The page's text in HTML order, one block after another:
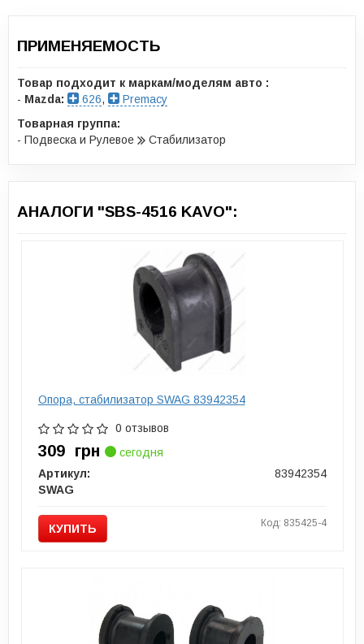
ПРИМЕНЯЕМОСТЬ
Товар подходит к маркам/моделям авто :
- Mazda: 626,
Premacy
Товарная группа:
- Подвеска и Рулевое
Стабилизатор
АНАЛОГИ "SBS-4516 KAVO":
Опора, стабилизатор SWAG 83942354
0 отзывов
309 грн
сегодня
Артикул:
83942354
SWAG
КУПИТЬ Код: 835425-4